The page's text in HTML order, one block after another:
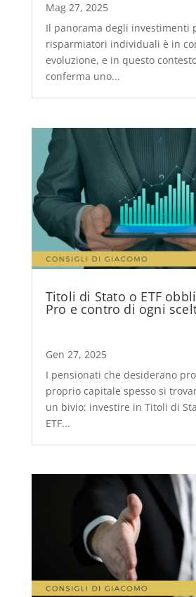
Mag 27, 2025
Il panorama degli investimenti
risparmiatori individuali è in
evoluzione, e in questo
conferma uno...
Titoli di Stato o ETF
Pro e contro di ogni
Gen 27, 2025
I pensionati che desiderano
proprio capitale spesso si
un bivio: investire in Titoli di
ETF...